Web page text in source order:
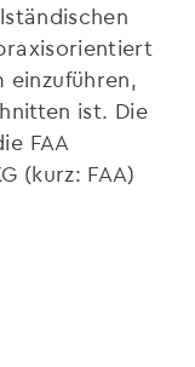
ist. Die
FAA
(kurz: FAA)